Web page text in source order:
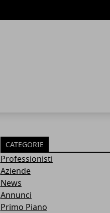
CATEGORIE
Professionisti
Aziende
News
Annunci
Primo Piano